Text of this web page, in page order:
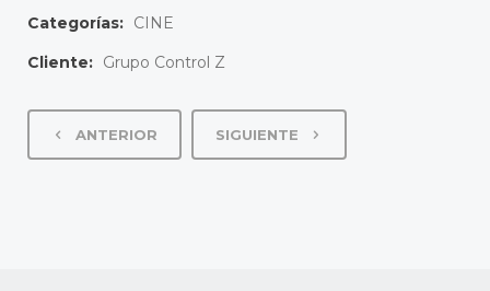
Categorías: CINE
Cliente: Grupo Control Z
ANTERIOR SIGUIENTE